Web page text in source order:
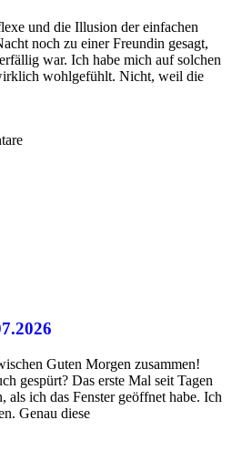
und die Illusion der einfachen
noch zu einer Freundin gesagt,
war. Ich habe mich auf solchen
wohlgefühlt. Nicht, weil die
Guten Morgen zusammen!
gespürt? Das erste Mal seit Tagen
als ich das Fenster geöffnet habe. Ich
Genau diese